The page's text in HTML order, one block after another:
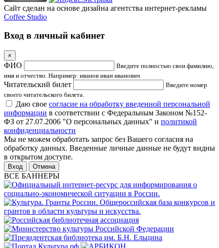
Сайт сделан на основе дизайна агентства интернет-рекламы
Coffee Studio
Вход в личный кабинет
×
ФИО
Введите полностью свои фамилию,
имя и отчество. Например: иванов иван иванович
Читательский билет
Введите номер
своего читательского билета.
Даю свое согласие на обработку введенной персональной
информации в соответствии с Федеральным Законом №152-
ФЗ от 27.07.2006 "О персональных данных" и политикой
конфиденциальности
Мы не можем обработать запрос без Вашего согласия на
обработку данных. Введенные личные данные не будут видны
в открытом доступе.
Отмена
ВСЕ БАННЕРЫ